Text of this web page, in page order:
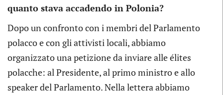
quanto stava accadendo in Polonia?
Dopo un confronto con i membri del Parlamento
polacco e con gli attivisti locali, abbiamo
organizzato una petizione da inviare alle élites
polacche: al Presidente, al primo ministro e allo
speaker del Parlamento. Nella lettera abbiamo